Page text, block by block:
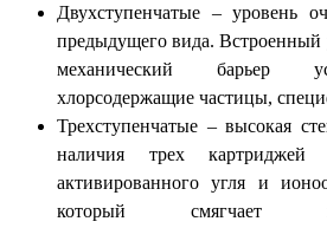
Двухступенчатые – уровень
предыдущего вида. Встроенный
механический барьер
хлорсодержащие частицы,
Трехступенчатые – высокая
наличия трех картриджей
активированного угля и
который смягчает